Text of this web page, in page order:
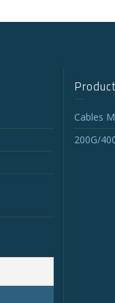
Cables
200G/